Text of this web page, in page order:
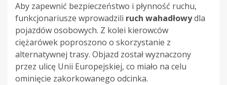
Aby zapewnić bezpieczeństwo i płynność ruchu,
funkcjonariusze wprowadzili ruch wahadłowydla
pojazdów osobowych. Z kolei kierowców
ciężarówek poproszono o skorzystanie z
alternatywnej trasy. Objazd został wyznaczony
przez ulicę Unii Europejskiej, co miało na celu
ominięcie zakorkowanego odcinka.